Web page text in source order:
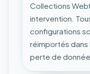
Collections
intervention.
configurations
réimportés dans
perte de